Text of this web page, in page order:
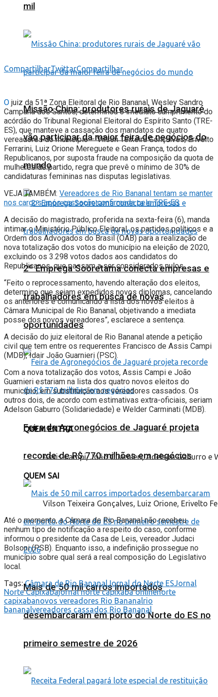
mil
Missão China: produtores rurais de Jaguaré
vão participar da maior feira de negócios do
mundo
2º Emprega Sooretama conecta empresas e
trabalhadores em busca de novas
oportunidades
Feira de Agronegócios de Jaguaré projeta
recorde de R$ 770 milhões em negócios
Mais de 50 mil carros importados
desembarcaram em porto do Norte do ES no
primeiro semestre de 2026
CompartilharTwittarCompartilhar
O juiz da 51ª Zona Eleitoral de Rio Bananal, Wesley Sandro
Campana dos Santos, determinou o imediato cumprimento do
acórdão do Tribunal Regional Eleitoral do Espírito Santo (TRE-
ES), que manteve a cassação dos mandatos de quatro
vereadores do município – Vilson Teixeira Gonçalves, Erivelto
Ferrarini, Luiz Orione Mereguete e Gean França, todos do
Republicanos, por suposta fraude na composição da quota de
mulheres do partido, regra que prevê o mínimo de 30% de
candidaturas femininas nas disputas legislativas.
VEJA TAMBÉM: Vereadores de Rio Bananal tentam se manter
nos cargos após cassação confirmada pelo TRE-ES
A decisão do magistrado, proferida na sexta-feira (6), manda
intimar o Ministério Público Eleitoral, os partidos políticos e a
Ordem dos Advogados do Brasil (OAB) para a realização de
nova totalização dos votos do município na eleição de 2020,
excluindo os 3.298 votos dados aos candidatos do
Republicanos, que passam a ser considerados nulos.
“Feito o reprocessamento, havendo alteração dos eleitos,
determino que sejam expedidos novos diplomas, cancelando
os anteriores e comunicando a lista dos novos eleitos à
Câmara Municipal de Rio Bananal, objetivando a imediata
posse dos novos vereadores”, esclarece a sentença.
A decisão do juiz eleitoral de Rio Bananal atende a petição
civil que tem entre os requerentes Francisco de Assis Campi
(MDB), Idair João Guarnieri (PSC).
Com a nova totalização dos votos, Assis Campi e João
Guarnieri estariam na lista dos quatro novos eleitos do
município, em substituição aos vereadores cassados. Os
outros dois, de acordo com estimativas extra-oficiais, seriam
Adelson Gaburro (Solidariedade) e Welder Carminati (MDB).
QUEM ENTRA
Assis Campi, João Guarnieri, Adelson Gaburro e
QUEM SAI
Vilson Teixeira Gonçalves, Luiz Orione, Erivelto
Até o momento, a Câmara de Rio Bananal não recebeu
nenhum tipo de notificação a respeito do caso, conforme
informou o presidente da Casa de Leis, vereador Judaci
Bolsoni (PSB). Enquanto isso, a indefinição prossegue no
município sobre qual será a real composição do Legislativo
local.
Tags: Câmara de Rio BananalJornal do Norte ESJornal
Norte Capixabajornal norte capixaba onlinenorte
capixabanovos vereadores Rio Bananalrio
bananalvereadores cassados Rio Bananal